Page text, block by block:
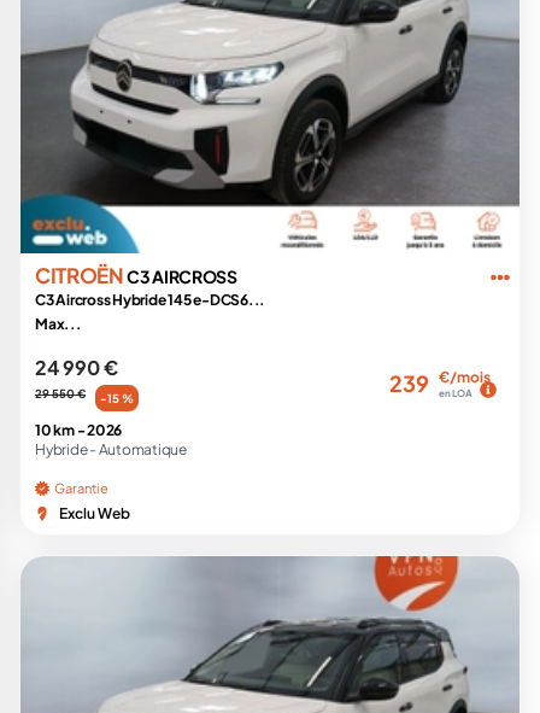
CITROËNC3 AIRCROSS
C3 Aircross Hybride 145 e-DCS6...
Max...
24 990 €
29 550 € -15 %
239 €/mois
en LOA
10 km -2026
Hybride - Automatique
Garantie
Exclu Web